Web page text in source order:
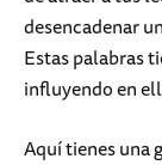
desencadenar
Estas palabras
influyendo en
Aquí tienes una